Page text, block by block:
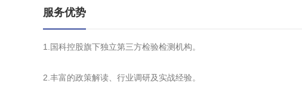
服务优势
1.国科控股旗下独立第三方检验检测机构。
2.丰富的政策解读、行业调研及实战经验。